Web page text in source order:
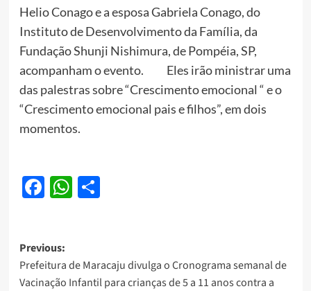
Helio Conago e a esposa Gabriela Conago, do
Instituto de Desenvolvimento da Família, da
Fundação Shunji Nishimura, de Pompéia, SP,
acompanham o evento. Eles irão ministrar uma
das palestras sobre “Crescimento emocional “ e o
“Crescimento emocional pais e filhos”, em dois
momentos.
Facebook
WhatsApp
Share
Post
navigation
Previous:
Prefeitura de Maracaju divulga o Cronograma semanal de
Vacinação Infantil para crianças de 5 a 11 anos contra a